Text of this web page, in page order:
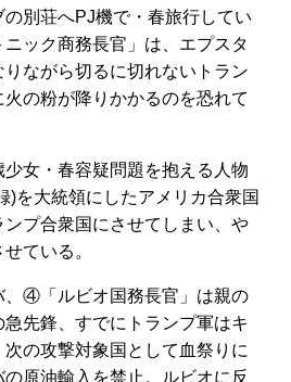
別荘へPJ機で・春旅行してい
ック商務長官」は、エプスタ
ながら切るに切れないトラン
の粉が降りかかるのを恐れて
少女・春容疑問題を抱える人物
)を大統領にしたアメリカ合衆国
プ合衆国にさせてしまい、や
ている。
、④「ルビオ国務長官」は親の
先鋒、すでにトランプ軍はキ
次の攻撃対象国として血祭りに
原油輸入を禁止。ルビオに反